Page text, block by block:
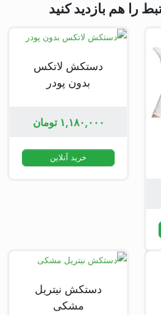
را هم بازدید کنید
دستکش لاتکس
بدون پودر
۱,۱۸۰,۰۰۰ تومان
خرید آنلاین
دستکش نیتریل
مشکی